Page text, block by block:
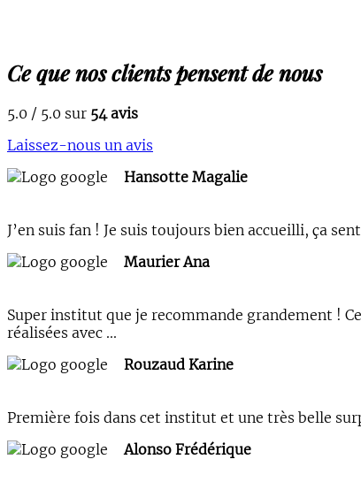
Ce que nos clients pensent de nous
5.0 / 5.0 sur 54 avis
Laissez-nous un avis
Hansotte Magalie
J’en suis fan ! Je suis toujours bien accueilli, ça
Maurier Ana
Super institut que je recommande grandement !
réalisées avec ...
Rouzaud Karine
Première fois dans cet institut et une très belle
Alonso Frédérique